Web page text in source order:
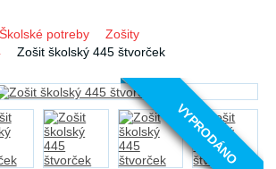
Školské potreby
Zošity
Zošit školský 445 štvorček
VYPRODÁNO